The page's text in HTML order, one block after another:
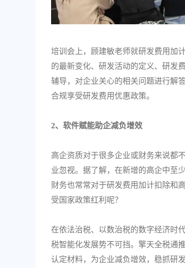
培训会上，顾建敏老师就研发费用加
的最新变化、研发活动的定义、研发
辅导，对企业关心的相关问题进行解
合规享受研发费用优惠政策。
2、软件赋能助企减负增效
高企资质对于很多企业或财务来说都
业忽视。据了解，在新增的高企中至
财务也常常对于研发费用加计扣除和
受国家政策红利呢？
在依法治税、以数治税的数字经济时
税智能化发展势不可挡。擎天全税通
认定材料，为企业减负增效，稳抓研